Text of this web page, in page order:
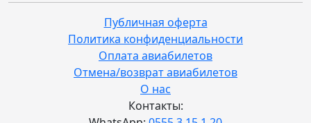
Публичная оферта
Политика конфиденциальности
Оплата авиабилетов
Отмена/возврат авиабилетов
О нас
Контакты: